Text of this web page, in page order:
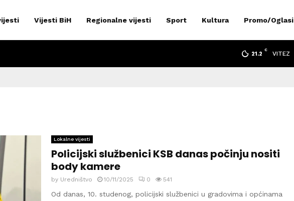
Vijesti BiH Regionalne vijesti Sport Kultura Promo/Oglasi
21.2
C
VITEZ
Lokalne vijesti
Policijski službenici KSB danas počinju nositi
body kamere
by Uredništvo 10/11/2025 0 541
Od danas, 10. studenog, policijski službenici u gradovima i općinama